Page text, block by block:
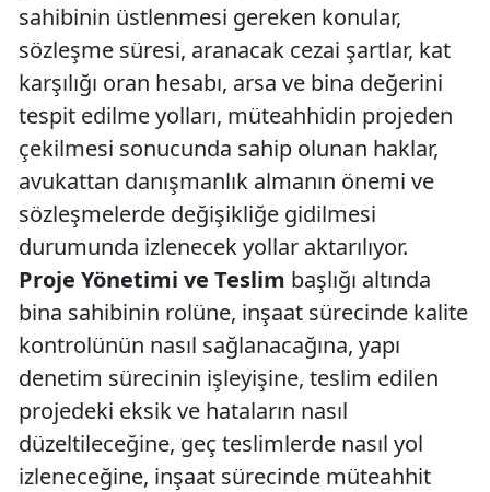
sahibinin üstlenmesi gereken konular,
sözleşme süresi, aranacak cezai şartlar, kat
karşılığı oran hesabı, arsa ve bina değerini
tespit edilme yolları, müteahhidin projeden
çekilmesi sonucunda sahip olunan haklar,
avukattan danışmanlık almanın önemi ve
sözleşmelerde değişikliğe gidilmesi
durumunda izlenecek yollar aktarılıyor.
Proje Yönetimi ve Teslim başlığı altında
bina sahibinin rolüne, inşaat sürecinde kalite
kontrolünün nasıl sağlanacağına, yapı
denetim sürecinin işleyişine, teslim edilen
projedeki eksik ve hataların nasıl
düzeltileceğine, geç teslimlerde nasıl yol
izleneceğine, inşaat sürecinde müteahhit